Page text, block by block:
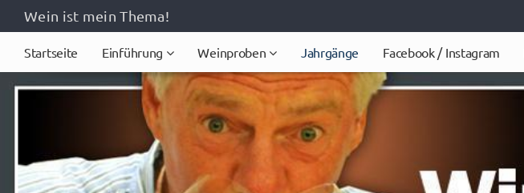
Wein ist mein Thema!
Startseite Einführung Weinproben Jahrgänge Facebook / Instagram